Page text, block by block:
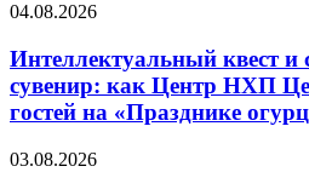
04.08.2026
Интеллектуальный квест и
сувенир: как Центр НХП
гостей на «Празднике
03.08.2026